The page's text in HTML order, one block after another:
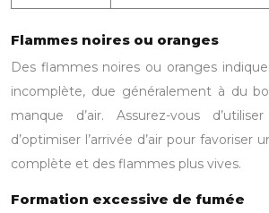
Flammes noires ou oranges
Des flammes noires ou oranges
incomplète, due généralement à du
manque d’air. Assurez-vous
d’optimiser l’arrivée d’air pour favoriser
complète et des flammes plus vives.
Formation excessive de fumée